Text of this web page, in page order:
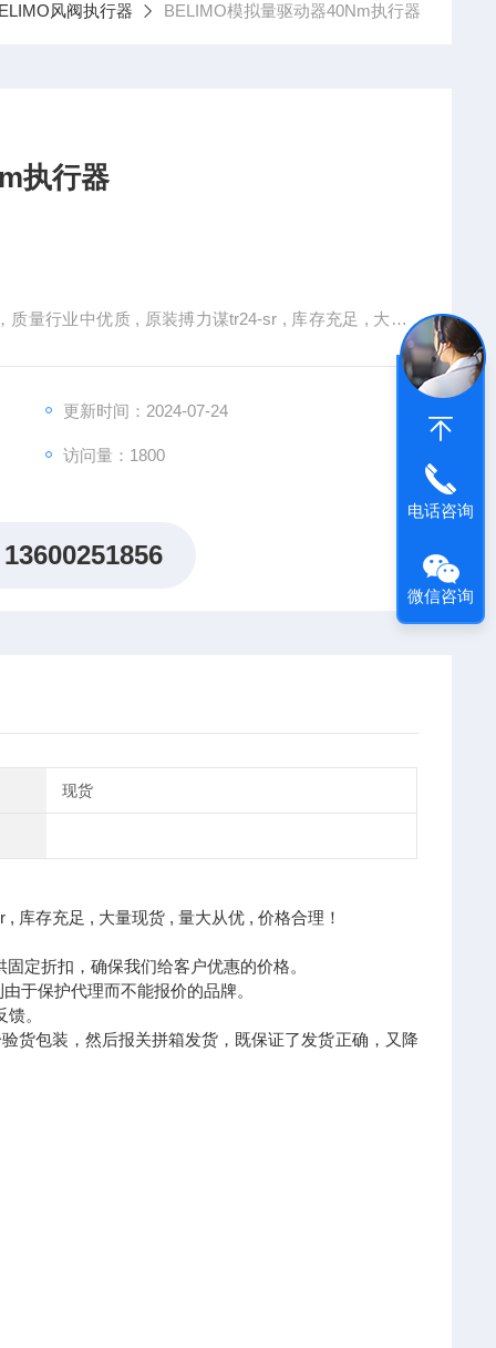
风阀执行器 BELIMO模拟量驱动器40Nm执行器
执行器
质量行业中优质 , 原装搏力谋tr24-sr , 库存充足 , 大量
更新时间：2024-07-24
访问量：1800
13600251856
现货
库存充足 , 大量现货 , 量大从优 , 价格合理！
定折扣，确保我们给客户优惠的价格。
于保护代理而不能报价的品牌。
。
货包装，然后报关拼箱发货，既保证了发货正确，又降
电话咨询
微信咨询